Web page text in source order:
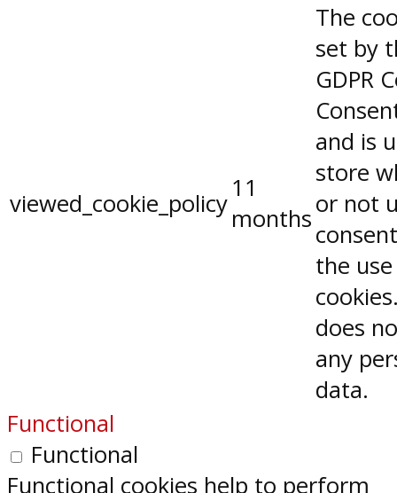
viewed_cookie_policy
11
months
The
set by
GDPR
and is
store
or not
the
does
any
data.
Functional
Functional
Functional cookies help to perform